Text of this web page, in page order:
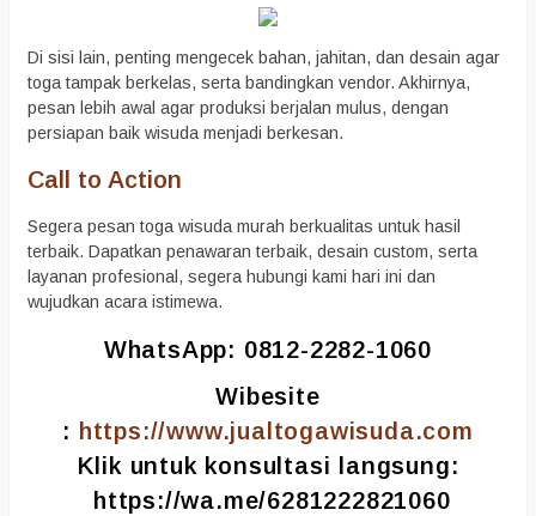
Di sisi lain, penting mengecek bahan, jahitan, dan desain agar
toga tampak berkelas, serta bandingkan vendor. Akhirnya,
pesan lebih awal agar produksi berjalan mulus, dengan
persiapan baik wisuda menjadi berkesan.
Call to Action
Segera pesan toga wisuda murah berkualitas untuk hasil
terbaik. Dapatkan penawaran terbaik, desain custom, serta
layanan profesional, segera hubungi kami hari ini dan
wujudkan acara istimewa.
WhatsApp: 0812-2282-1060
Wibesite
: https://www.jualtogawisuda.com
Klik untuk konsultasi langsung:
https://wa.me/6281222821060